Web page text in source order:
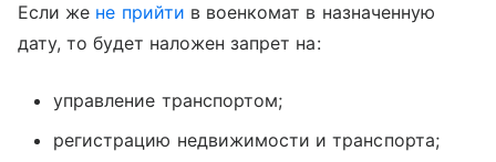
Если же не прийти в военкомат в назначенную
дату, то будет наложен запрет на:
управление транспортом;
регистрацию недвижимости и транспорта;